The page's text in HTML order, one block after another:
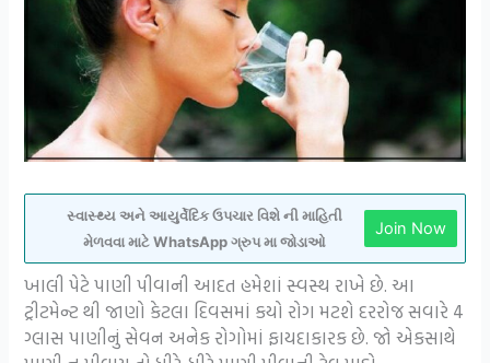
સ્વાસ્થ્ય અને આયુર્વેદિક ઉપચાર વિશે ની માહિતી
મેળવવા માટે WhatsApp ગ્રુપ મા જોડાઓ
Join Now
ખાલી પેટે પાણી પીવાની આદત હમેશાં સ્વસ્થ રાખે છે. આ
ટ્રીટમેન્ટ થી જાણો કેટલા દિવસમાં કયો રોગ મટશે દરરોજ સવારે 4
ગ્લાસ પાણીનું સેવન અનેક રોગોમાં ફાયદાકારક છે. જો એકસાથે